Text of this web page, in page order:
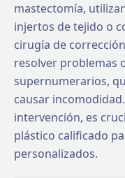
mastectomía,
injertos de tejido o
cirugía de
resolver problemas
supernumerarios,
causar
intervención, es
plástico calificado
personalizados.